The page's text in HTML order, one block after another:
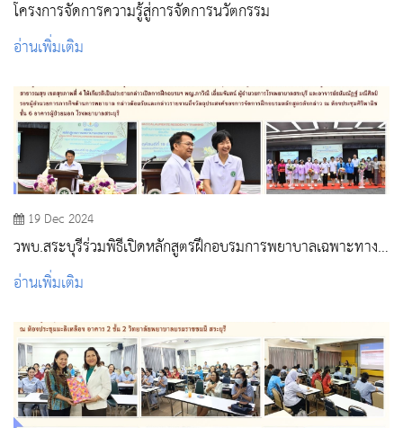
โครงการจัดการความรู้สู่การจัดการนวัตกรรม
อ่านเพิ่มเติม
19 Dec 2024
วพบ.สระบุรีร่วมพิธีเปิดหลักสูตรฝึกอบรมการพยาบาลเฉพาะทาง
รูปแบบ Post Baccalaureate Residency Training ณ โรง
พยาบาลสระบุรี
อ่านเพิ่มเติม